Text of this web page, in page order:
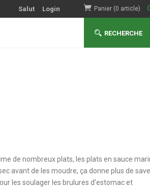
Salut Login Panier (0 article)
RECHERCHE
de nombreux plats, les plats en sauce
avant de les moudre, ça donne plus de
les soulager les brulures d’estomac et